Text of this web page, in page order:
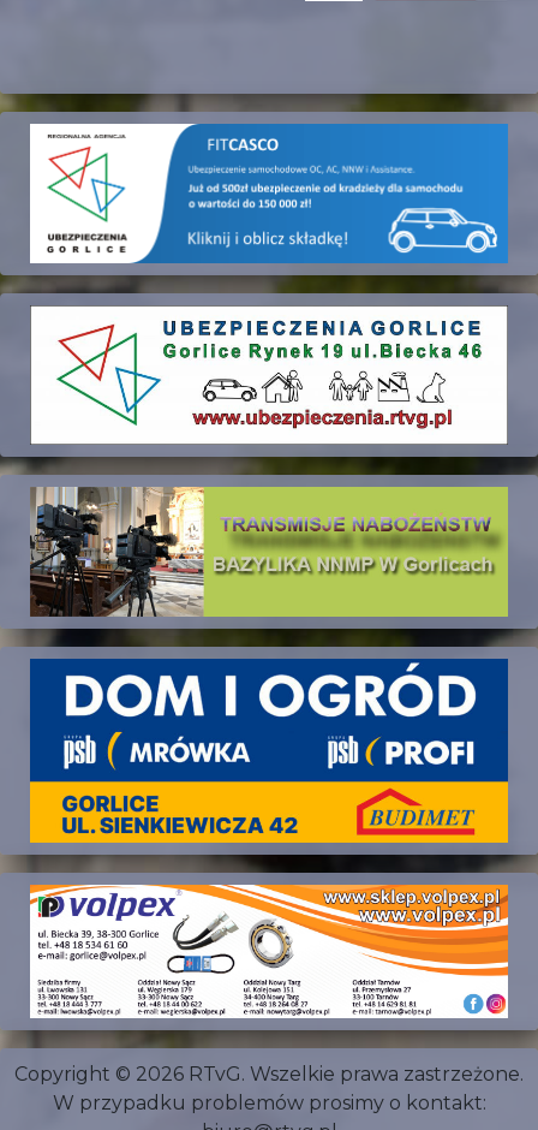
Copyright © 2026 RTvG. Wszelkie prawa zastrzeżone.
W przypadku problemów prosimy o kontakt: